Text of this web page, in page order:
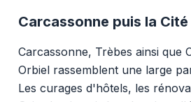
Carcassonne puis la Cité
Carcassonne, Trèbes ainsi que
Orbiel rassemblent une large
Les curages d'hôtels, les